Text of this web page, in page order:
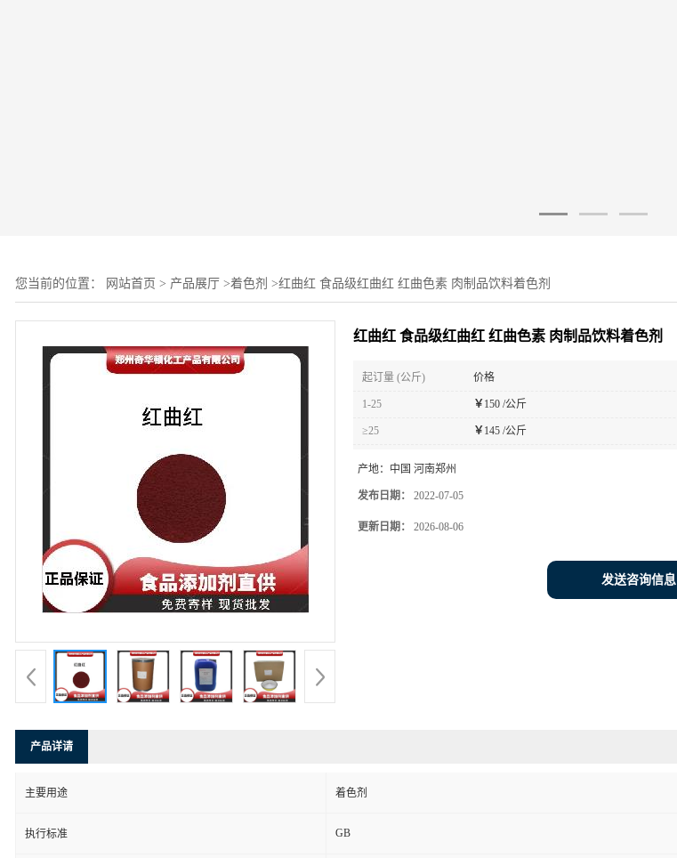
您当前的位置： 网站首页 > 产品展厅 >着色剂 >红曲红 食品级红曲红 红曲色素 肉制品饮料着色剂
红曲红 食品级红曲红 红曲色素 肉制品饮料着色剂
起订量 (公斤) 价格
1-25 ￥ 150 /公斤
≥25 ￥ 145 /公斤
产地： 中国 河南郑州
发布日期： 2022-07-05
更新日期： 2026-08-06
发送咨询信息
产品详请
主要用途 着色剂
执行标准 GB